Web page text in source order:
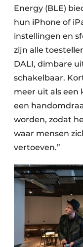
Energy (BLE)
hun iPhone of
instellingen en
zijn alle
DALI, dimbare
schakelbaar.
meer uit als een
een
worden, zodat
waar mensen
vertoeven.”